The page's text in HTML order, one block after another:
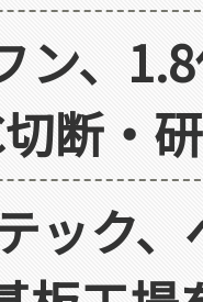
ン、
断・
ック